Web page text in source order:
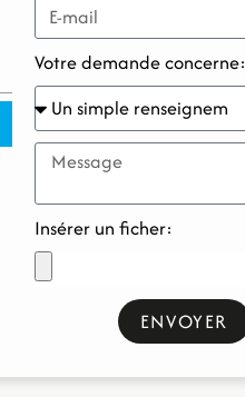
Votre demande concerne:
Insérer un ficher:
ENVOYER